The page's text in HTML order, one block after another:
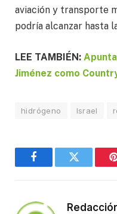
aviación y transporte
podría alcanzar hasta
LEE TAMBIÉN:
Jiménez como
hidrógeno Israel
FacebookTwitter